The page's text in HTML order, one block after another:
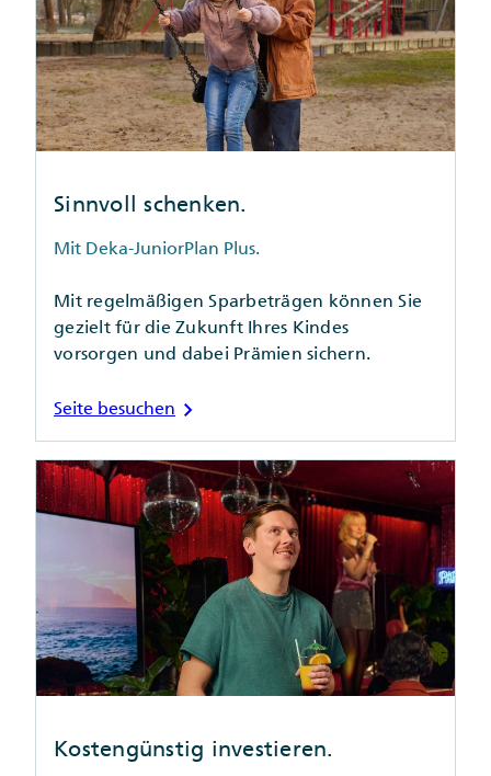
Sinnvoll schenken.
Mit Deka-JuniorPlan Plus.
Mit regelmäßigen Sparbeträgen können Sie
gezielt für die Zukunft Ihres Kindes
vorsorgen und dabei Prämien sichern.
Seite besuchen chevron_right
Kostengünstig investieren.